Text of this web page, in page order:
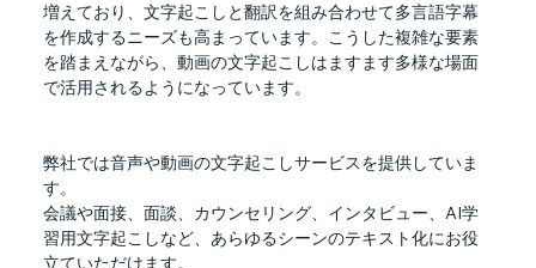
増えており、文字起こしと翻訳を組み合わせて多言語字幕
を作成するニーズも高まっています。こうした複雑な要素
を踏まえながら、動画の文字起こしはますます多様な場面
で活用されるようになっています。
弊社では音声や動画の文字起こしサービスを提供していま
す。
会議や面接、面談、カウンセリング、インタビュー、AI学
習用文字起こしなど、あらゆるシーンのテキスト化にお役
立ていただけます。